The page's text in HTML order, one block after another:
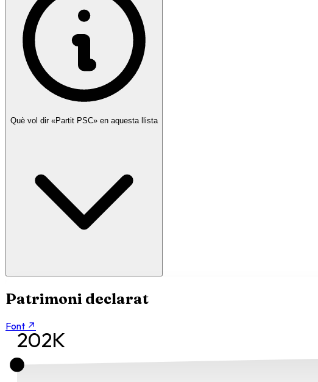
Què vol dir «Partit PSC» en aquesta llista
Patrimoni declarat
Font ↗
202K